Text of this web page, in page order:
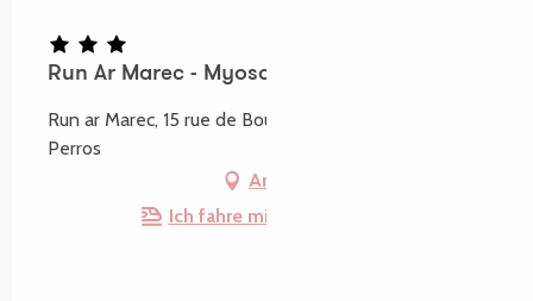
Run Ar Marec - Myosotis
Run ar Marec, 15 rue de Bouscao, 22700 Saint-Quay-
Perros
Anfahrt
Ich fahre mit dem Zug hin!